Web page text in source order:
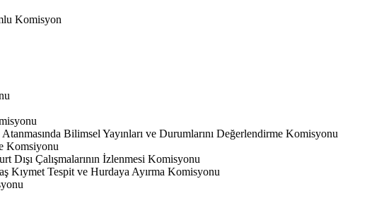
Komisyon
Bilimsel Yayınları ve Durumlarını Değerlendirme Komisyonu
Komsiyonu
Dışı Çalışmalarının İzlenmesi Komisyonu
Kıymet Tespit ve Hurdaya Ayırma Komisyonu